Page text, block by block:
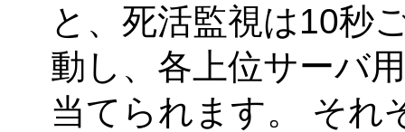
と、死活監視は10秒
動し、各上位サーバ
当てられます。 それ